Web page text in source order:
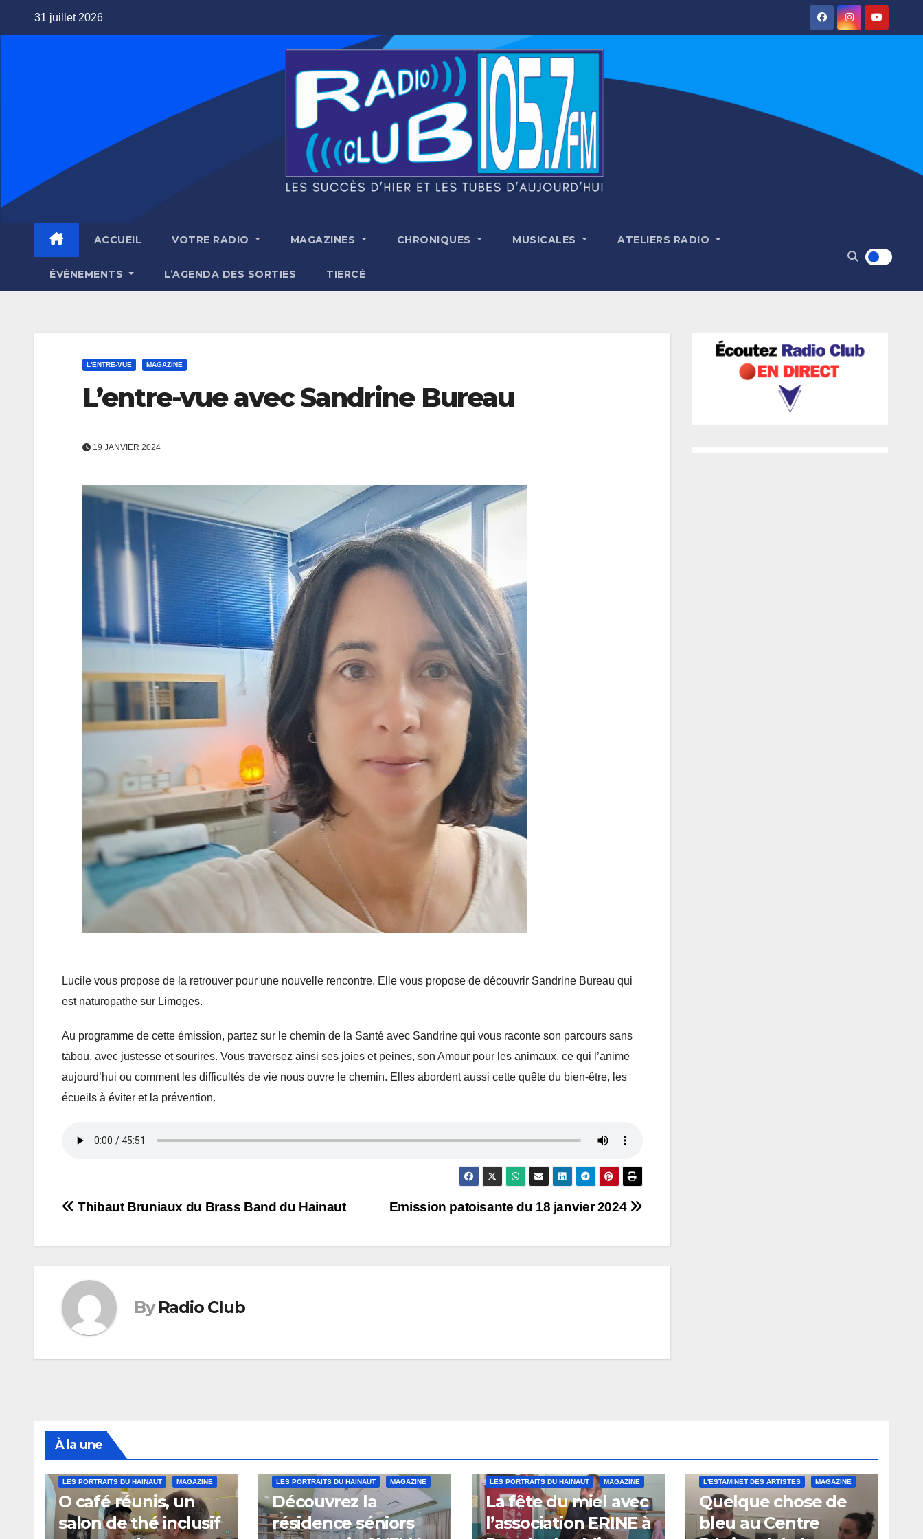
31 juillet 2026
ACCUEIL VOTRE RADIO MAGAZINES CHRONIQUES MUSICALES ATELIERS RADIO
ÉVÉNEMENTS L’AGENDA DES SORTIES TIERCÉ
L'ENTRE-VUE MAGAZINE
L’entre-vue avec Sandrine Bureau
19 JANVIER 2024
Lucile vous propose de la retrouver pour une nouvelle rencontre. Elle vous propose de découvrir Sandrine Bureau qui
est naturopathe sur Limoges.
Au programme de cette émission, partez sur le chemin de la Santé avec Sandrine qui vous raconte son parcours sans
tabou, avec justesse et sourires. Vous traversez ainsi ses joies et peines, son Amour pour les animaux, ce qui l’anime
aujourd’hui ou comment les difficultés de vie nous ouvre le chemin. Elles abordent aussi cette quête du bien-être, les
écueils à éviter et la prévention.
Navigation
de
Emission patoisante du 18 janvier 2024
Thibaut Bruniaux du Brass Band du Hainaut
By Radio Club
À la une
LES PORTRAITS DU HAINAUT MAGAZINE
O café réunis, un
salon de thé inclusif
LES PORTRAITS DU HAINAUT MAGAZINE
Découvrez la
résidence séniors
LES PORTRAITS DU HAINAUT MAGAZINE
La fête du miel avec
l’association ERINE à
L'ESTAMINET DES ARTISTES MAGAZINE
Quelque chose de
bleu au Centre